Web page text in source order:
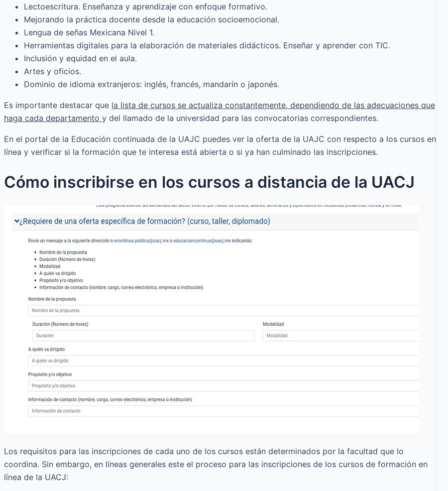
Lectoescritura. Enseñanza y aprendizaje con enfoque formativo.
Mejorando la práctica docente desde la educación socioemocional.
Lengua de señas Mexicana Nivel 1.
Herramientas digitales para la elaboración de materiales didácticos. Enseñar y aprender con TIC.
Inclusión y equidad en el aula.
Artes y oficios.
Dominio de idioma extranjeros: inglés, francés, mandarín o japonés.
Es importante destacar que la lista de cursos se actualiza constantemente, dependiendo de las adecuaciones que
haga cada departamento y del llamado de la universidad para las convocatorias correspondientes.
En el portal de la Educación continuada de la UAJC puedes ver la oferta de la UAJC con respecto a los cursos en
línea y verificar si la formación que te interesa está abierta o si ya han culminado las inscripciones.
Cómo inscribirse en los cursos a distancia de la UACJ
Los requisitos para las inscripciones de cada uno de los cursos están determinados por la facultad que lo
coordina. Sin embargo, en líneas generales este el proceso para las inscripciones de los cursos de formación en
línea de la UACJ: